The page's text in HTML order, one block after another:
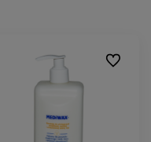
Do